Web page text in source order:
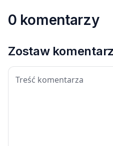
0 komentarzy
Zostaw komentarz